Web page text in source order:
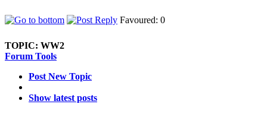
Favoured: 0
TOPIC: WW2
Forum Tools
Post New Topic
Show latest posts